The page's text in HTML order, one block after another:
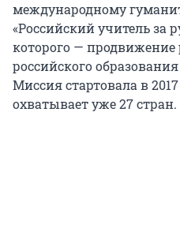
международному
«Российский учитель за
которого — продвижение
российского
Миссия стартовала в
охватывает уже 27 стран.